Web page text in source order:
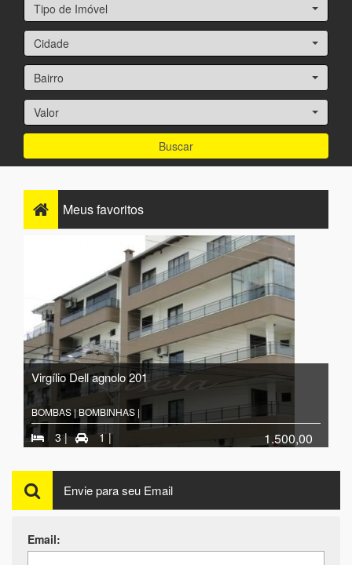
Tipo de Imóvel
Cidade
Bairro
Valor
Buscar
Meusfavoritos
Virgílio Dell agnolo 201
BOMBAS | BOMBINHAS |
3 | 1 | 1.500,00
3 quartos , 3 banheiros , 1 vaga de garagem , ocupação
máxima: 6 pessoas , distância da praia: até 50 metros.
Envie para seu Email
Email: